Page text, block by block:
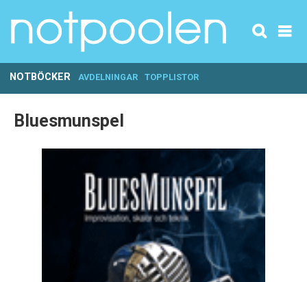
NOTBÖCKER AVDELNINGAR TOPPLISTOR
Bluesmunspel